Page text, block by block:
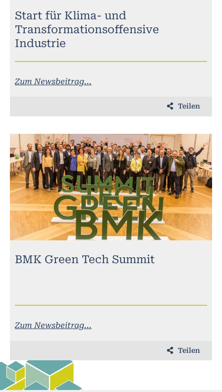
Start für Klima- und
Transformationsoffensive
Industrie
Zum Newsbeitrag...
Teilen
BMK Green Tech Summit
Zum Newsbeitrag...
Teilen